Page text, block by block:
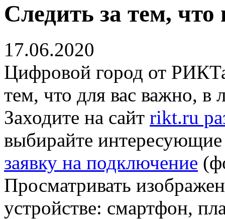
Следить за тем,
17.06.2020
Цифровой город от
тем, что для вас важно,
Заходите на сайт rikt.ru
выбирайте интересующие
заявку на подключение
Просматривать
устройстве: смартфон,